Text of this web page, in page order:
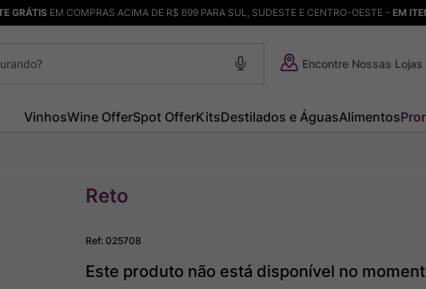
GRÁTISEM COMPRAS ACIMA DE R$ 699 PARA SUL, SUDESTE E CENTRO-OESTE - EM
Encontre Nossas Lojas
VinhosWine OfferSpot OfferKitsDestilados e ÁguasAlimentos
Reto
Ref:025708
Este produto não está disponível no